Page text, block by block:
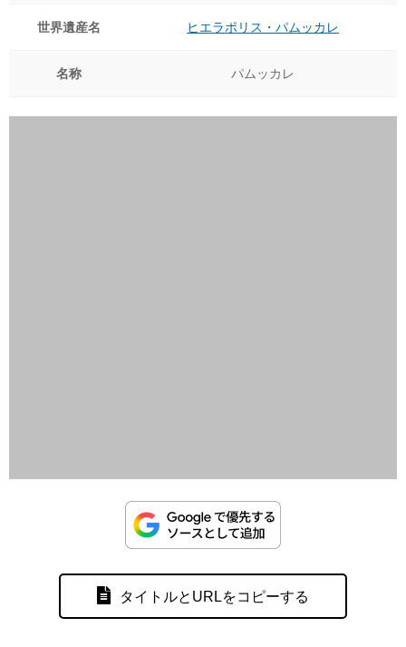
世界遺産名 ヒエラポリス・パムッカレ
名称 パムッカレ
タイトルとURLをコピーする